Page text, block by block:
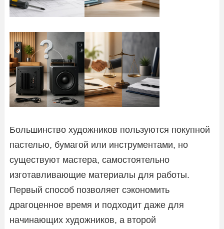
Большинство художников пользуются покупной
пастелью, бумагой или инструментами, но
существуют мастера, самостоятельно
изготавливающие материалы для работы.
Первый способ позволяет сэкономить
драгоценное время и подходит даже для
начинающих художников, а второй